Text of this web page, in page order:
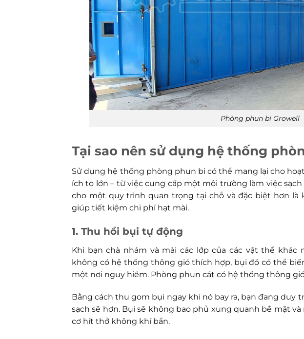
Phòng phun bi Growell
Tại sao nên sử dụng hệ thống
Sử dụng hệ thống phòng phun bi có thể mang lại cho
ích to lớn – từ việc cung cấp một môi trường làm việc
cho một quy trình quan trọng tại chỗ và đặc biệt hơn là
giúp tiết kiệm chi phí hạt mài.
1. Thu hồi bụi tự động
Khi bạn chà nhám và mài các lớp của các vật thể khác
không có hệ thống thông gió thích hợp, bụi đó có thể
một nơi nguy hiểm. Phòng phun cát có hệ thống thông
Bằng cách thu gom bụi ngay khi nó bay ra, bạn đang duy
sạch sẽ hơn. Bụi sẽ không bao phủ xung quanh bề mặt
cơ hít thở không khí bẩn.